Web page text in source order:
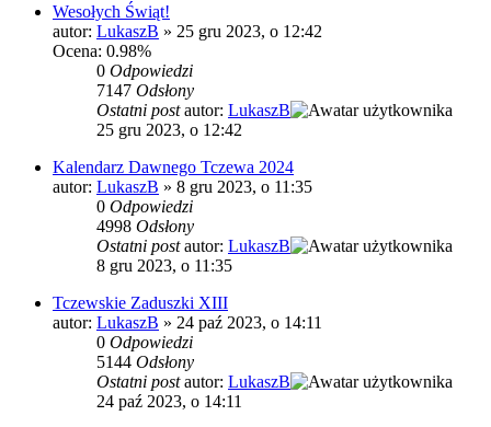
Wesołych Świąt!
autor: LukaszB » 25 gru 2023, o 12:42
Ocena: 0.98%
0 Odpowiedzi
7147 Odsłony
Ostatni postautor: LukaszB
25 gru 2023, o 12:42
Kalendarz Dawnego Tczewa 2024
autor: LukaszB » 8 gru 2023, o 11:35
0 Odpowiedzi
4998 Odsłony
Ostatni postautor: LukaszB
8 gru 2023, o 11:35
Tczewskie Zaduszki XIII
autor: LukaszB » 24 paź 2023, o 14:11
0 Odpowiedzi
5144 Odsłony
Ostatni postautor: LukaszB
24 paź 2023, o 14:11